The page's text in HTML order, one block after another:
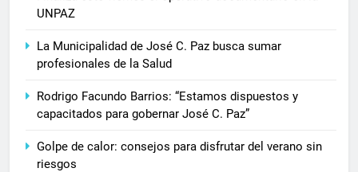
UNPAZ
La Municipalidad de José C. Paz busca sumar
profesionales de la Salud
Rodrigo Facundo Barrios: “Estamos dispuestos y
capacitados para gobernar José C. Paz”
Golpe de calor: consejos para disfrutar del verano sin
riesgos